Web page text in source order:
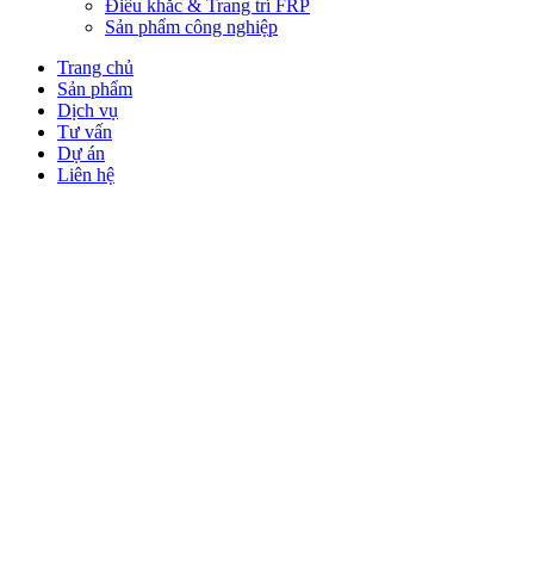
Điêu khắc & Trang trí FRP
Sản phẩm công nghiệp
Trang chủ
Sản phẩm
Dịch vụ
Tư vấn
Dự án
Liên hệ